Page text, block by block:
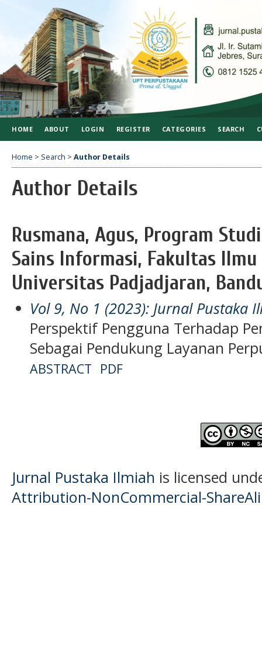
HOME ABOUT LOGIN REGISTER CATEGORIES SEARCH
Home > Search > Author Details
Author Details
Rusmana, Agus, Program
Sains Informasi, Fakultas
Universitas Padjadjaran,
Vol 9, No 1 (2023): Jurnal Pustaka
Perspektif Pengguna Terhadap
Sebagai Pendukung Layanan
ABSTRACT PDF
Jurnal Pustaka Ilmiah is licensed
Attribution-NonCommercial-